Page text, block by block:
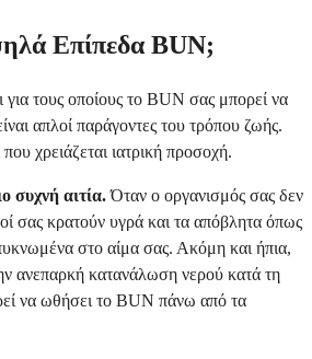
Επίπεδα BUN;
τους οποίους το BUN σας μπορεί να
απλοί παράγοντες του τρόπου ζωής.
χρειάζεται ιατρική προσοχή.
συχνή αιτία.Όταν ο οργανισμός σας δεν
σας κρατούν υγρά και τα απόβλητα όπως
στο αίμα σας. Ακόμη και ήπια,
ανεπαρκή κατανάλωση νερού κατά τη
να ωθήσει το BUN πάνω από τα